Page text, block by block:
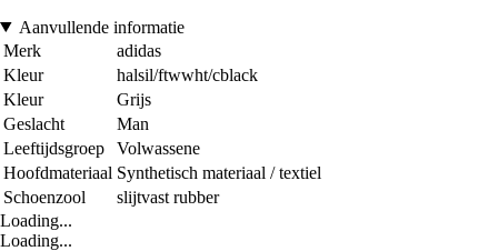
Aanvullende informatie
Merk
adidas
Kleur
halsil/ftwwht/cblack
Kleur
Grijs
Geslacht
Man
Leeftijdsgroep
Volwassene
Hoofdmateriaal Synthetisch materiaal / textiel
Schoenzool
slijtvast rubber
Loading...
Loading...